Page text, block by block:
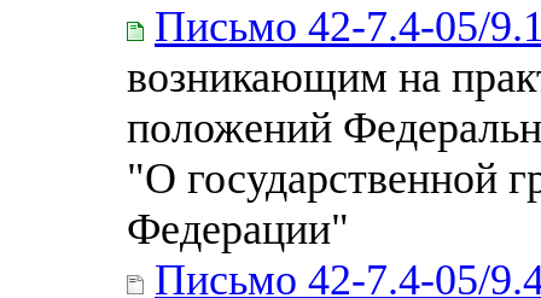
Письмо 42-7.4-05/
возникающим на
положений
"О государственной
Федерации"
Письмо 42-7.4-05/